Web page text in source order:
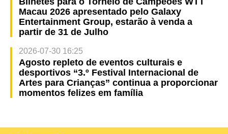
Macau 2026 apresentado pelo Galaxy
Entertainment Group, estarão à venda a
partir de 31 de Julho
2026-07-30 16:25
Agosto repleto de eventos culturais e
desportivos “3.º Festival Internacional de
Artes para Crianças” continua a proporcionar
momentos felizes em família